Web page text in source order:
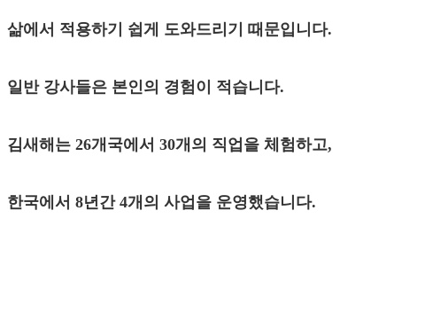
삶에서 적용하기 쉽게 도와드리기 때문입니다.
일반 강사들은 본인의 경험이 적습니다.
김새해는 26개국에서 30개의 직업을 체험하고,
한국에서 8년간 4개의 사업을 운영했습니다.